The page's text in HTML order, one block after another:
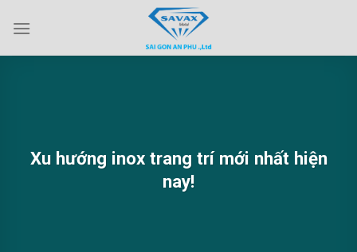
Xu hướng inox trang trí mới nhất hiện
nay!